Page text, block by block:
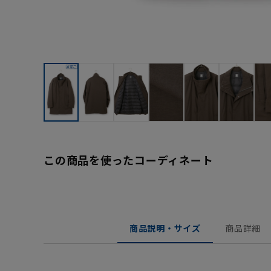
この商品を使ったコーディネート
商品説明・サイズ 商品詳細